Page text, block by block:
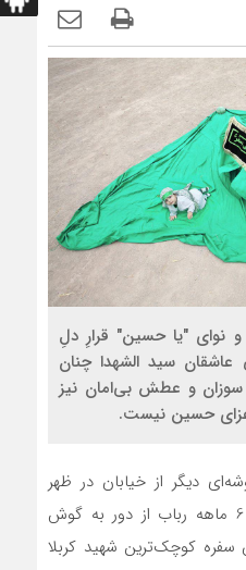
نوای "یا حسین" قرارِ دلِ
عاشقان سید الشهدا چنان
سوزان و عطش بی‌امان نیز
عزای حسین نیست.
دیگر از خیابان در ظهر
تاسوعای حسینی نوای عزای 6 ماهه رباب از دور به گوش
کوچک‌ترین شهید کربلا